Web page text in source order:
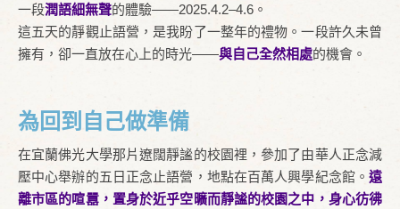
一段潤語細無聲的體驗——2025.4.2–4.6。
這五天的靜觀止語營，是我盼了一整年的禮物。一段許久未曾
擁有，卻一直放在心上的時光——與自己全然相處的機會。
為回到自己做準備
在宜蘭佛光大學那片遼闊靜謐的校園裡，參加了由華人正念減
壓中心舉辦的五日正念止語營，地點在百萬人興學紀念館。 遠
離市區的喧囂，置身於近乎空曠而靜謐的校園之中，身心彷彿